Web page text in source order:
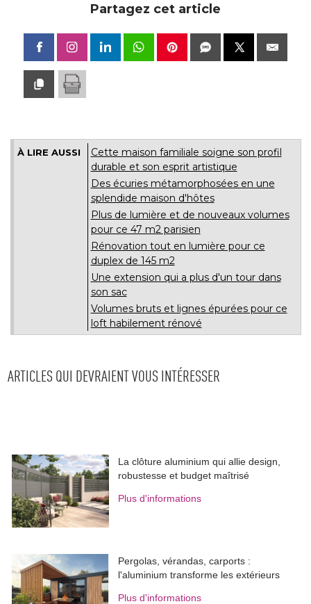
Partagez cet article
À LIRE AUSSI
Cette maison familiale soigne son profil
durable et son esprit artistique
Des écuries métamorphosées en une
splendide maison d'hôtes
Plus de lumière et de nouveaux volumes
pour ce 47 m2 parisien
Rénovation tout en lumière pour ce
duplex de 145 m2
Une extension qui a plus d'un tour dans
son sac
Volumes bruts et lignes épurées pour ce
loft habilement rénové
ARTICLES QUI DEVRAIENT VOUS INTÉRESSER
La clôture aluminium qui allie design,
robustesse et budget maîtrisé
Plus d'informations
Pergolas, vérandas, carports :
l'aluminium transforme les extérieurs
Plus d'informations